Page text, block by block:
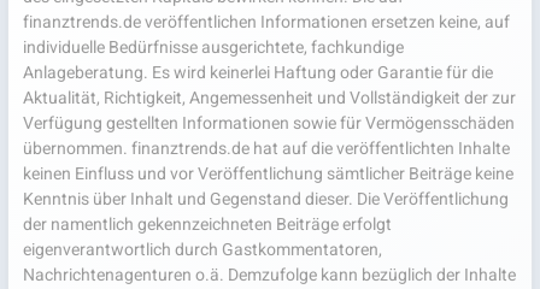
finanztrends.de veröffentlichen Informationen ersetzen keine, auf
individuelle Bedürfnisse ausgerichtete, fachkundige
Anlageberatung. Es wird keinerlei Haftung oder Garantie für die
Aktualität, Richtigkeit, Angemessenheit und Vollständigkeit der zur
Verfügung gestellten Informationen sowie für Vermögensschäden
übernommen. finanztrends.de hat auf die veröffentlichten Inhalte
keinen Einfluss und vor Veröffentlichung sämtlicher Beiträge keine
Kenntnis über Inhalt und Gegenstand dieser. Die Veröffentlichung
der namentlich gekennzeichneten Beiträge erfolgt
eigenverantwortlich durch Gastkommentatoren,
Nachrichtenagenturen o.ä. Demzufolge kann bezüglich der Inhalte